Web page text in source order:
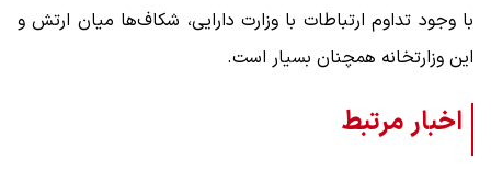
با وجود تداوم ارتباطات با وزارت دارایی، شکاف‌ها میان ارتش و
این وزارتخانه همچنان بسیار است.
اخبار مرتبط